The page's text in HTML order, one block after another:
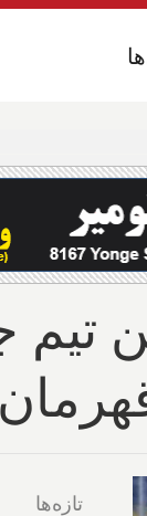
تیم
تازه‌ها